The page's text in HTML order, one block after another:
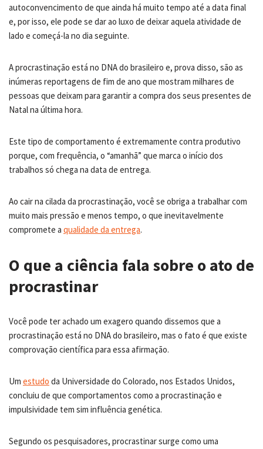
autoconvencimento de que ainda há muito tempo até a data final
e, por isso, ele pode se dar ao luxo de deixar aquela atividade de
lado e começá-la no dia seguinte.
A procrastinação está no DNA do brasileiro e, prova disso, são as
inúmeras reportagens de fim de ano que mostram milhares de
pessoas que deixam para garantir a compra dos seus presentes de
Natal na última hora.
Este tipo de comportamento é extremamente contra produtivo
porque, com frequência, o “amanhã” que marca o início dos
trabalhos só chega na data de entrega.
Ao cair na cilada da procrastinação, você se obriga a trabalhar com
muito mais pressão e menos tempo, o que inevitavelmente
compromete a qualidade da entrega.
O que a ciência fala sobre o ato de
procrastinar
Você pode ter achado um exagero quando dissemos que a
procrastinação está no DNA do brasileiro, mas o fato é que existe
comprovação científica para essa afirmação.
Um estudo da Universidade do Colorado, nos Estados Unidos,
concluiu de que comportamentos como a procrastinação e
impulsividade tem sim influência genética.
Segundo os pesquisadores, procrastinar surge como uma